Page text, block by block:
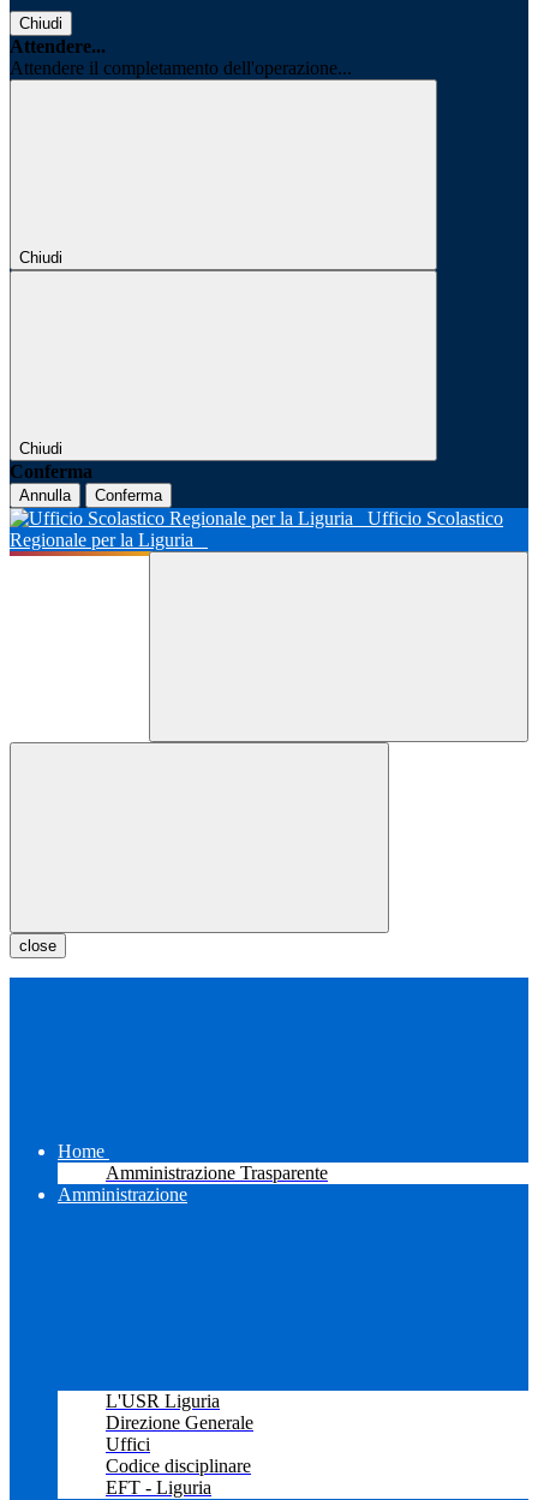
Chiudi
Attendere...
Attendere il completamento dell'operazione...
Chiudi
Chiudi
Conferma
Annulla Conferma
Ufficio Scolastico
Regionale per la Liguria
close
Home
Amministrazione Trasparente
Amministrazione
L'USR Liguria
Direzione Generale
Uffici
Codice disciplinare
EFT - Liguria